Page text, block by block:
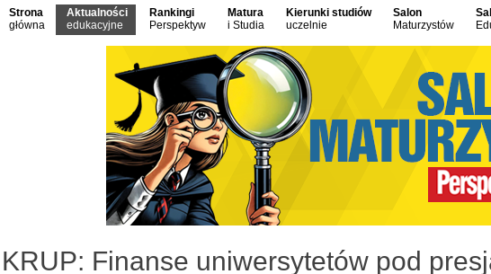
Strona
główna
Aktualności
edukacyjne
Rankingi
Perspektyw
Matura
i Studia
Kierunki studiów
uczelnie
Salon
Maturzystów
Finanse uniwersytetów pod